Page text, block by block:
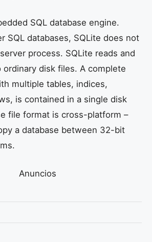
SQL database engine.
SQL databases, SQLite does not
process. SQLite reads and
disk files. A complete
multiple tables, indices,
is contained in a single disk
file format is cross-platform –
a database between 32-bit
Anuncios